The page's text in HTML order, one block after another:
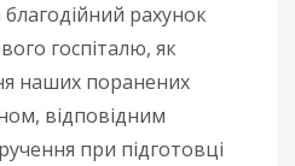
рахунок
госпіталю, як
наших поранених
відповідним
при підготовці